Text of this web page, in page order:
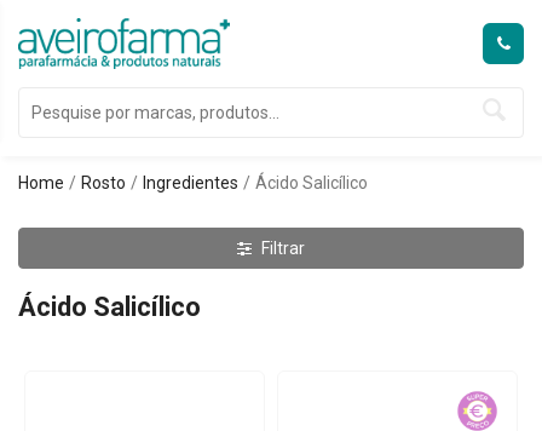
Home Rosto Ingredientes Ácido Salicílico
Filtrar
Ácido Salicílico